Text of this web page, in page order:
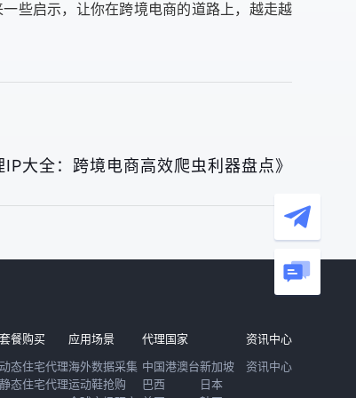
些启示，让你在跨境电商的道路上，越走越
大全：跨境电商高效爬虫利器盘点》
套餐购买
动态住宅代理
静态住宅代理
应用场景
海外数据采集
运动鞋抢购
代理国家
中国港澳台
巴西
新加坡
日本
资讯中心
资讯中心